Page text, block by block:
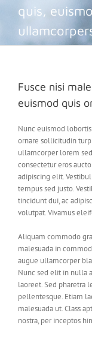
quis,
Fusce nisi
euismod quis
Nunc euismod
ornare sollicitudin
ullamcorper lorem
consectetur eros
adipiscing elit.
tempus sed justo.
tincidunt dui, ac
volutpat. Vivamus
Aliquam commodo
malesuada in
augue ullamcorper
Nunc sed elit in nulla
laoreet. Sed pharetra
pellentesque. Etiam
malesuada ut. Class
nostra, per inceptos